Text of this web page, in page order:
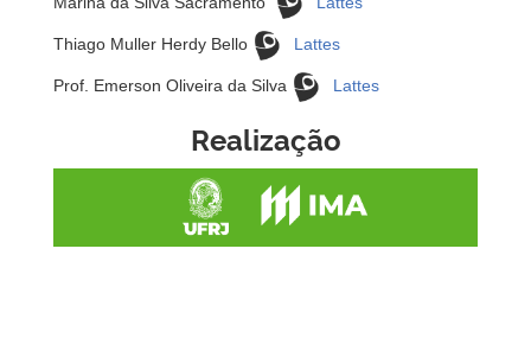
Thiago Muller Herdy Bello Lattes
Prof. Emerson Oliveira da Silva Lattes
Realização